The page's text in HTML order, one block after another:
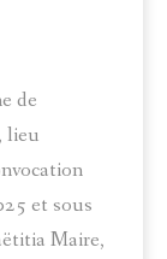
de
lieu
et sous
Maire,